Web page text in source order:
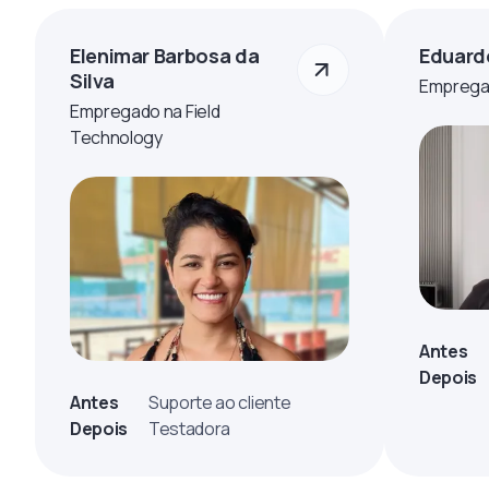
Elenimar Barbosa da
Silva
Empregado na Field
Technology
Antes
Suporte ao cliente
Depois
Testadora
Antes
Depois